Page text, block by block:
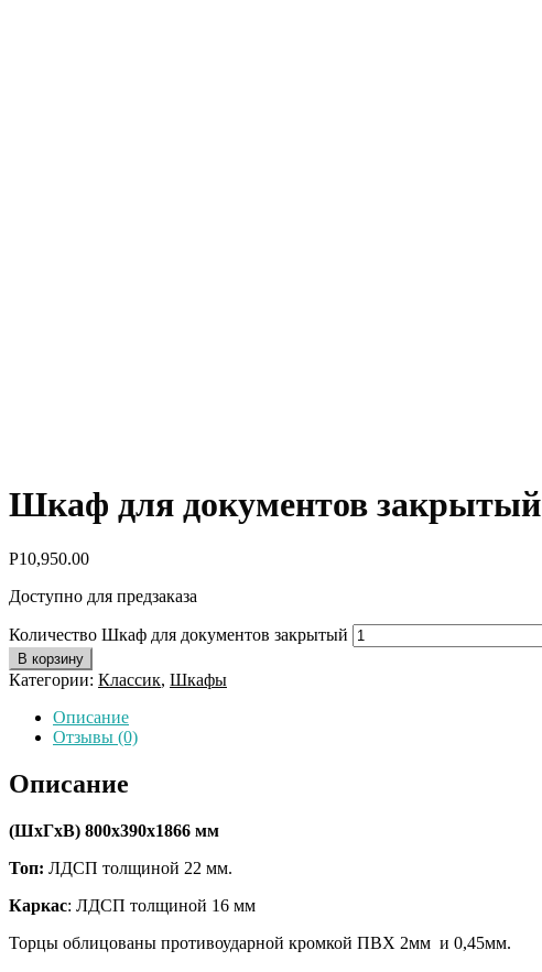
Шкаф для документов закрытый
Р10,950.00
Доступно для предзаказа
Количество Шкаф для документов закрытый
В корзину
Категории: Классик, Шкафы
Описание
Отзывы (0)
Описание
(ШхГхВ) 800х390х1866 мм
Топ: ЛДСП толщиной 22 мм.
Каркас: ЛДСП толщиной 16 мм
Торцы облицованы противоударной кромкой ПВХ 2мм и 0,45мм.